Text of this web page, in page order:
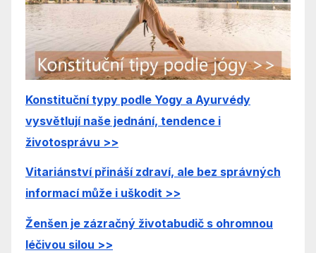
Konstituční typy podle Yogy a Ayurvédy
vysvětlují naše jednání, tendence i
životosprávu >>
Vitariánství přináší zdraví, ale bez správných
informací může i uškodit >>
Ženšen je zázračný životabudič s ohromnou
léčivou silou >>